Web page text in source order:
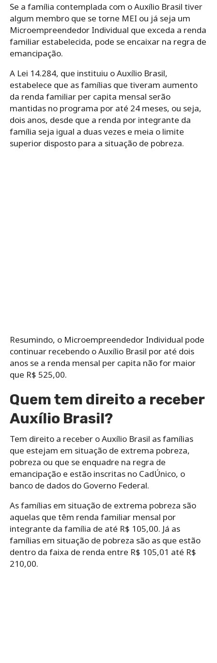
Se a família contemplada com o Auxílio Brasil tiver
algum membro que se torne MEI ou já seja um
Microempreendedor Individual que exceda a renda
familiar estabelecida, pode se encaixar na regra de
emancipação.
A Lei 14.284, que instituiu o Auxílio Brasil,
estabelece que as famílias que tiveram aumento
da renda familiar per capita mensal serão
mantidas no programa por até 24 meses, ou seja,
dois anos, desde que a renda por integrante da
família seja igual a duas vezes e meia o limite
superior disposto para a situação de pobreza.
Resumindo, o Microempreendedor Individual pode
continuar recebendo o Auxílio Brasil por até dois
anos se a renda mensal per capita não for maior
que R$ 525,00.
Quem tem direito a receber
Auxílio Brasil?
Tem direito a receber o Auxílio Brasil as famílias
que estejam em situação de extrema pobreza,
pobreza ou que se enquadre na regra de
emancipação e estão inscritas no CadÚnico, o
banco de dados do Governo Federal.
As famílias em situação de extrema pobreza são
aquelas que têm renda familiar mensal por
integrante da família de até R$ 105,00. Já as
famílias em situação de pobreza são as que estão
dentro da faixa de renda entre R$ 105,01 até R$
210,00.